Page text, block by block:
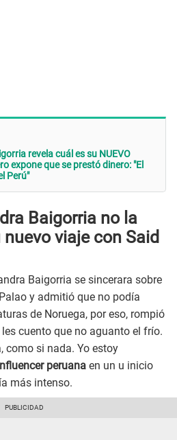
revela cuál es su NUEVO
expone que se prestó dinero: "El
Perú"
Baigorria no la
viaje con Said
Baigorria se sincerara sobre
y admitió que no podía
de Noruega, por eso, rompió
cuento que no aguanto el frío.
como si nada. Yo estoy
peruana en un u inicio
más intenso.